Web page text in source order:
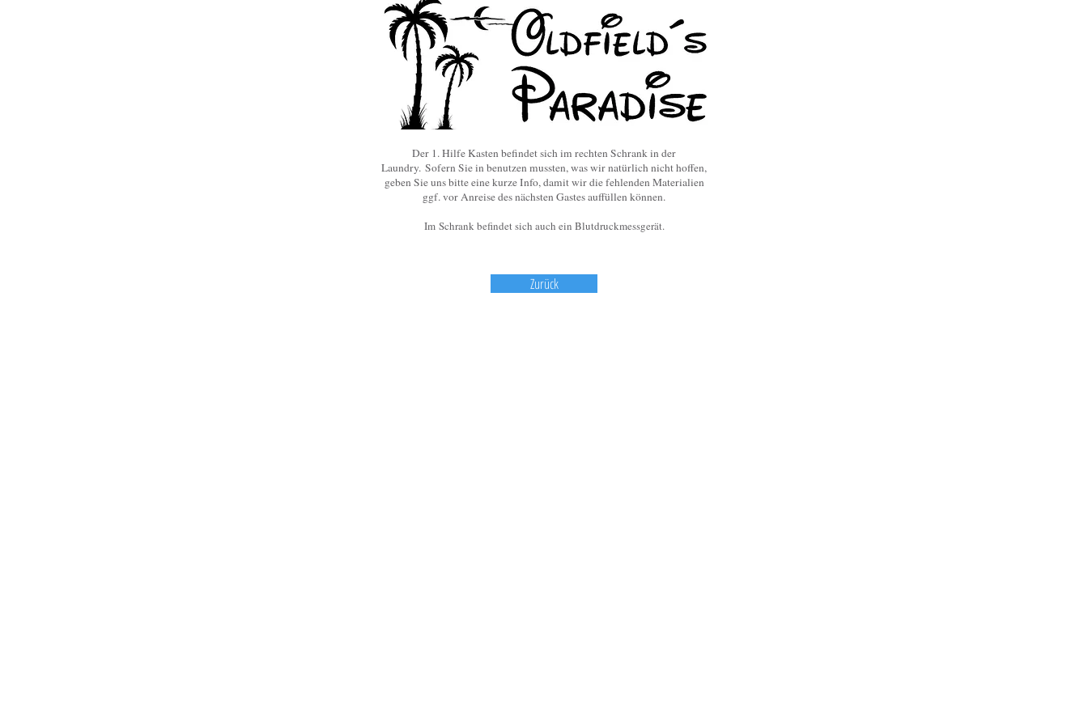
Der 1. Hilfe Kasten befindet sich im rechten Schrank in der
Laundry. Sofern Sie in benutzen mussten, was wir natürlich nicht hoffen,
geben Sie uns bitte eine kurze Info, damit wir die fehlenden Materialien
ggf. vor Anreise des nächsten Gastes auffüllen können.
Im Schrank befindet sich auch ein Blutdruckmessgerät.
Zurück